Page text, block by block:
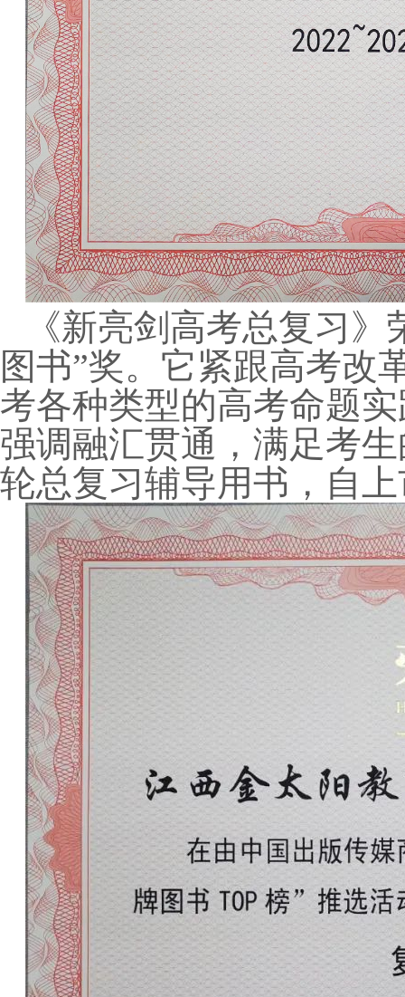
《新亮剑高考总复习
图书”奖。它紧跟高考改
考各种类型的高考命题
强调融汇贯通，满足考
轮总复习辅导用书，自